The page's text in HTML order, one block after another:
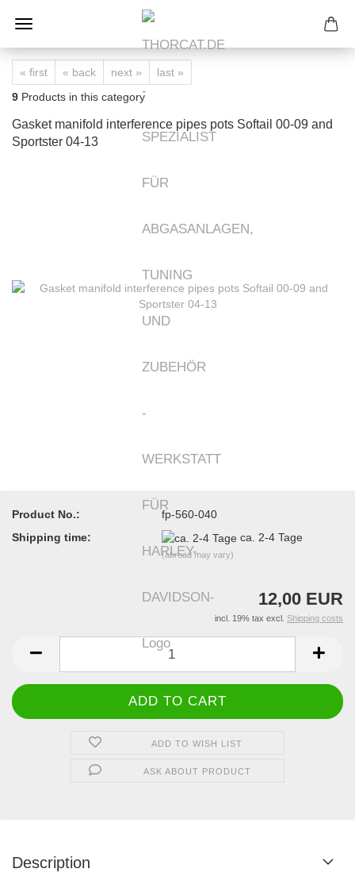
« first « back next »
last »
9 Products in this category
Gasket manifold interference pipes pots Softail 00-09 and
Sportster 04-13
Product No.:
fp-560-040
Shipping time:
ca. 2-4 Tage
(abroad may vary)
12,00 EUR
incl. 19% tax excl. Shipping costs
ADD TO WISH LIST
ASK ABOUT PRODUCT
Description